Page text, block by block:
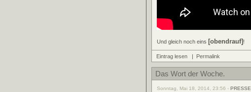
Und gleich noch eins [obendrauf] !
Eintrag lesen | Permalink
Das Wort der Woche.
Sonntag, Mai 18, 2014, 23:56 - PRESSE